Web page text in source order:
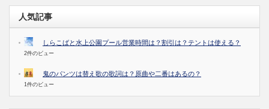
人気記事
しらこばと水上公園プール営業時間は？割引は？テントは使える？
2件のビュー
鬼のパンツは替え歌の歌詞は？原曲や二番はあるの？
1件のビュー